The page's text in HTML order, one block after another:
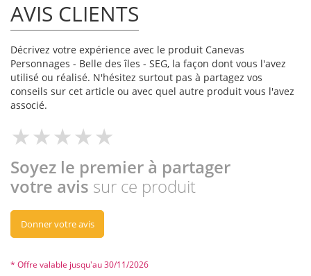
AVIS CLIENTS
Décrivez votre expérience avec le produit Canevas
Personnages - Belle des îles - SEG, la façon dont vous l'avez
utilisé ou réalisé. N'hésitez surtout pas à partagez vos
conseils sur cet article ou avec quel autre produit vous l'avez
associé.
Soyez le premier à partager
votre avis sur ce produit
Donner votre avis
* Offre valable jusqu'au 30/11/2026